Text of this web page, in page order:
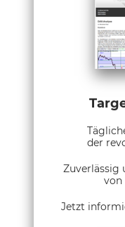
der
Zuverlässig
von
Jetzt